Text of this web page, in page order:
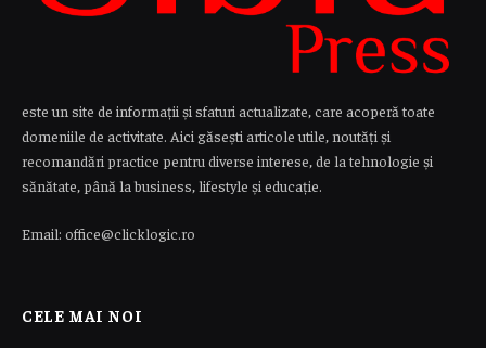
este un site de informații și sfaturi actualizate, care acoperă toate
domeniile de activitate. Aici găsești articole utile, noutăți și
recomandări practice pentru diverse interese, de la tehnologie și
sănătate, până la business, lifestyle și educație.
Email: office@clicklogic.ro
CELE MAI NOI